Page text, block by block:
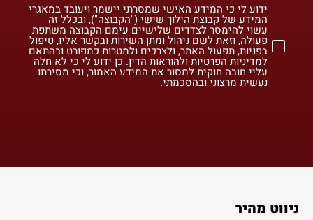
ידוע לי כי המידע האישי שמסרתי יישמר ויעובד במאגרי
המידע של קבוצת הילוך שישי ("הקבוצה"), ובכלל זה
עשוי להימסר לצדדים שלישיים עימם הקבוצה משתפת
פעולה, וזאת לשם ניהול ומתן השירות ובקשר אליו, טיפול
בפניות, תפעול האתר, ולצרכים ולמטרות כמפורט ובהתאם
למדיניות הפרטיות ולהוראות הדין. כן ידוע לי כי לא חלה
עליי חובה חוקית למסור את המידע האמור, וכי מסירתו
נעשית מרצוני ובהסכמתי.
ניווט מהיר